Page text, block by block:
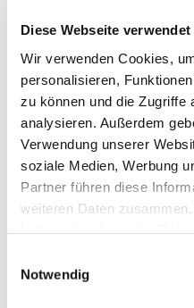
Diese Webseite
Wir verwenden Cookies,
personalisieren,
zu können und die Zugriffe
analysieren. Außerdem
Verwendung unserer
soziale Medien, Werbung
Partner führen diese
weiteren Daten
Notwendig
Dies